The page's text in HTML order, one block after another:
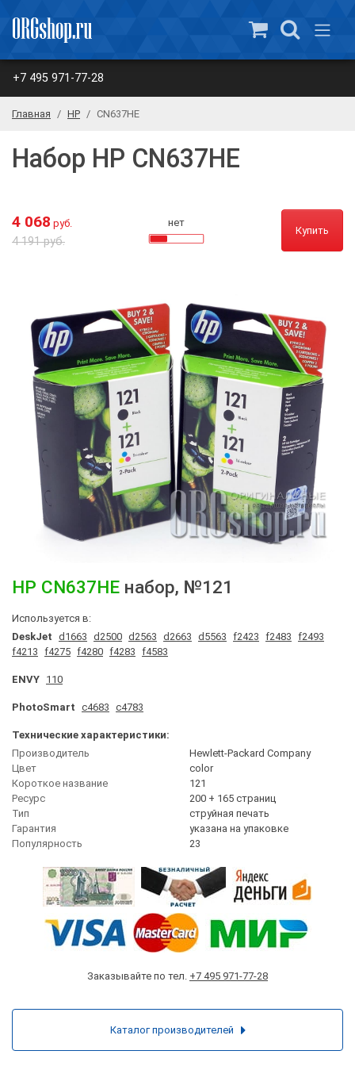
+7 495 971-77-28
Главная HP CN637HE
Набор HP CN637HE
4 068 руб.
4 191 руб.
нет
Купить
HP CN637HE набор, №121
Используется в:
DeskJet d1663 d2500 d2563 d2663 d5563 f2423 f2483 f2493
f4213 f4275 f4280 f4283 f4583
ENVY 110
PhotoSmart c4683 c4783
Технические характеристики:
Производитель
Hewlett-Packard Company
Цвет
сolor
Короткое название
121
Ресурс
200 + 165 страниц
Тип
струйная печать
Гарантия
указана на упаковке
Популярность
23
Заказывайте по тел. +7 495 971-77-28